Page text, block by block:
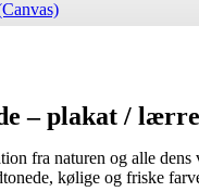
– plakat /
fra naturen og alle
kølige og friske